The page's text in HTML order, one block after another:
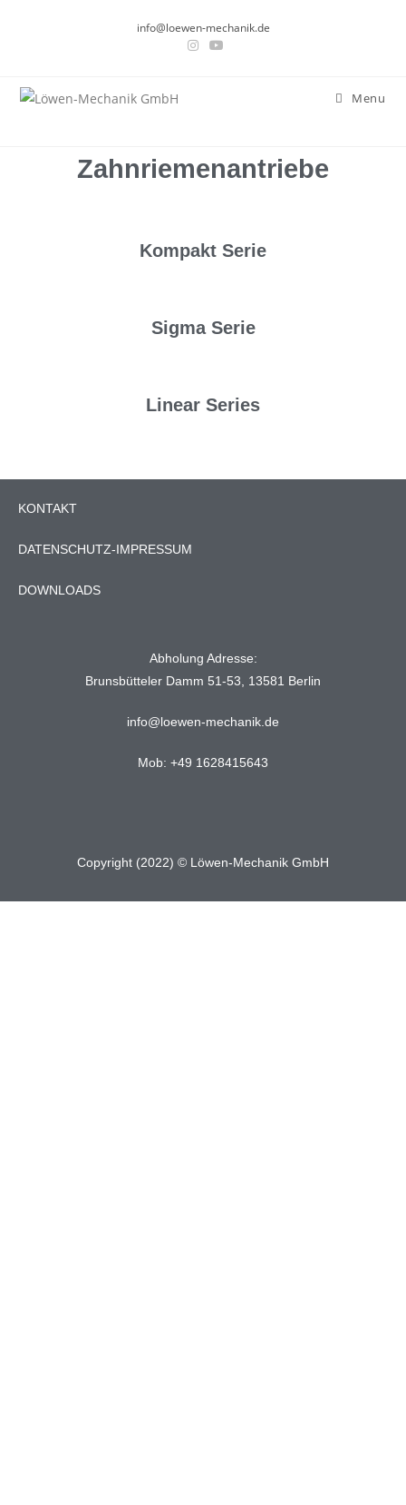
info@loewen-mechanik.de
Menu
Zahnriemenantriebe
Kompakt Serie
Sigma Serie
Linear Series
KONTAKT
DATENSCHUTZ-IMPRESSUM
DOWNLOADS
Abholung Adresse:
Brunsbütteler Damm 51-53, 13581 Berlin
info@loewen-mechanik.de
Mob: +49 1628415643
Copyright (2022) © Löwen-Mechanik GmbH